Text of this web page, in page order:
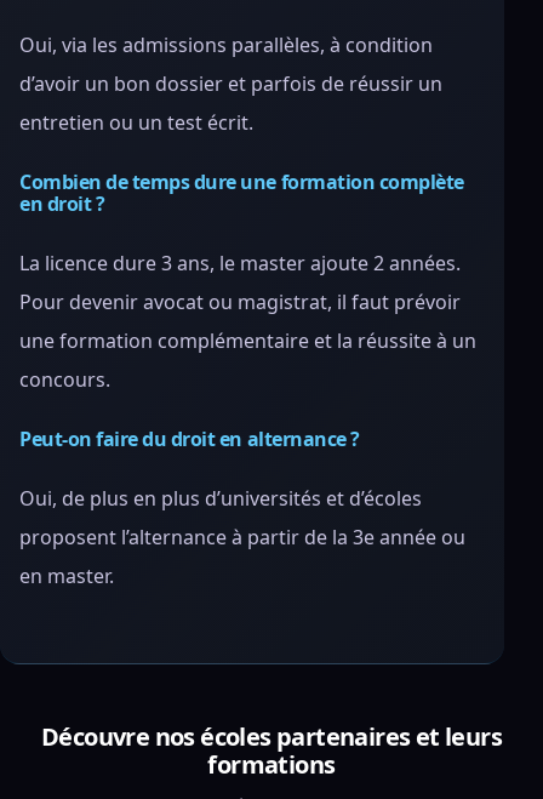
Oui, via les admissions parallèles, à condition
d’avoir un bon dossier et parfois de réussir un
entretien ou un test écrit.
Combien de temps dure une formation complète
en droit ?
La licence dure 3 ans, le master ajoute 2 années.
Pour devenir avocat ou magistrat, il faut prévoir
une formation complémentaire et la réussite à un
concours.
Peut-on faire du droit en alternance ?
Oui, de plus en plus d’universités et d’écoles
proposent l’alternance à partir de la 3e année ou
en master.
Découvre nos écoles partenaires et leurs
formations